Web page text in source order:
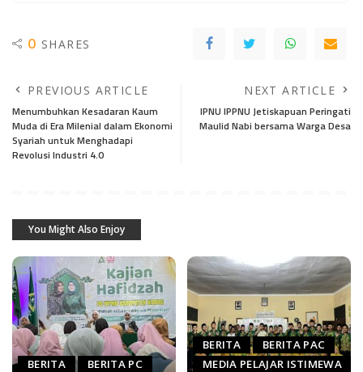
0 SHARES
PREVIOUS ARTICLE
Menumbuhkan Kesadaran Kaum
Muda di Era Milenial dalam Ekonomi
Syariah untuk Menghadapi
Revolusi Industri 4.0
NEXT ARTICLE
IPNU IPPNU Jetiskapuan Peringati
Maulid Nabi bersama Warga Desa
You Might Also Enjoy
BERITA BERITA PC
BERITA
BERITA PAC
MEDIA PELAJAR ISTIMEWA